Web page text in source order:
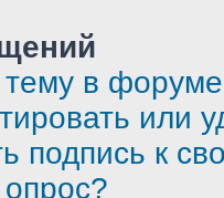
тему в
или
подпись к